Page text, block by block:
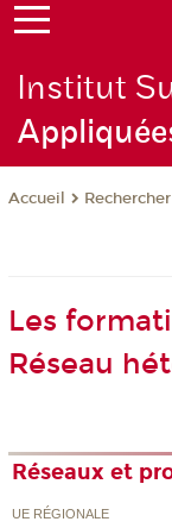
Institut
Accueil
Les
Réseau
Réseaux et
UE RÉGIONALE